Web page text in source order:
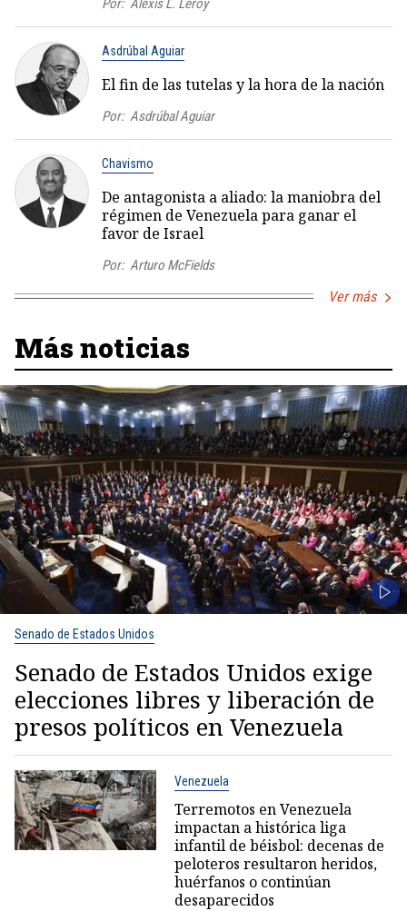
Asdrúbal Aguiar
El fin de las tutelas y la hora de la nación
Por: Asdrúbal Aguiar
Chavismo
De antagonista a aliado: la maniobra del
régimen de Venezuela para ganar el
favor de Israel
Por: Arturo McFields
Ver más
Más noticias
Senado de Estados Unidos
Senado de Estados Unidos exige
elecciones libres y liberación de
presos políticos en Venezuela
Venezuela
Terremotos en Venezuela
impactan a histórica liga
infantil de béisbol: decenas de
peloteros resultaron heridos,
huérfanos o continúan
desaparecidos